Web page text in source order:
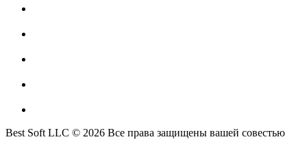
Best Soft LLC © 2026 Все права защищены вашей совестью